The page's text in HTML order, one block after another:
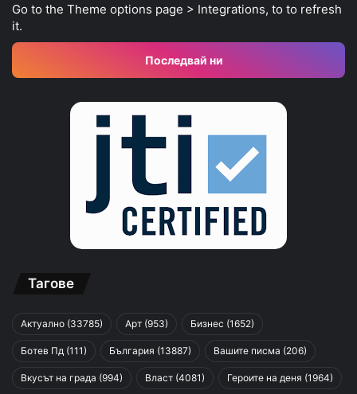
Go to the Theme options page > Integrations, to to refresh
it.
Последвай ни
Тагове
Актуално (33785) Арт (953) Бизнес (1652)
Ботев Пд (111) България (13887) Вашите писма (206)
Вкусът на града (994) Власт (4081) Героите на деня (1964)